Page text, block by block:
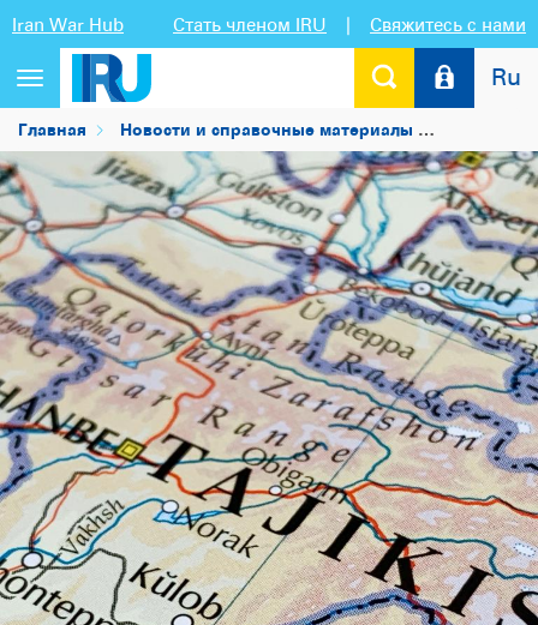
Iran War Hub Стать членом IRU | Свяжитесь с нами
Переключить
навигацию
Ru
Главная Новости и справочные материалы